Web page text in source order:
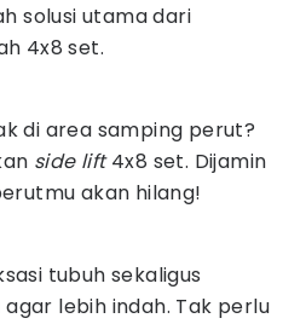
solusi utama dari
4x8 set.
di area samping perut?
side lift4x8 set. Dijamin
akan hilang!
tubuh sekaligus
lebih indah. Tak perlu